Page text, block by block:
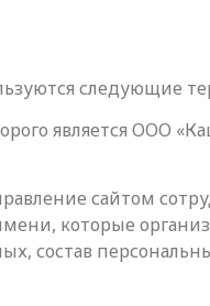
следующие
является ООО
сайтом
которые
состав